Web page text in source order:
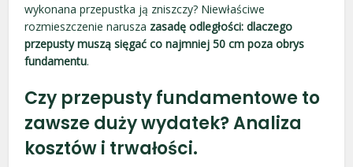
wykonana przepustka ją zniszczy? Niewłaściwe
rozmieszczenie narusza zasadę odległości: dlaczego
przepusty muszą sięgać co najmniej 50 cm poza obrys
fundamentu.
Czy przepusty fundamentowe to
zawsze duży wydatek? Analiza
kosztów i trwałości.